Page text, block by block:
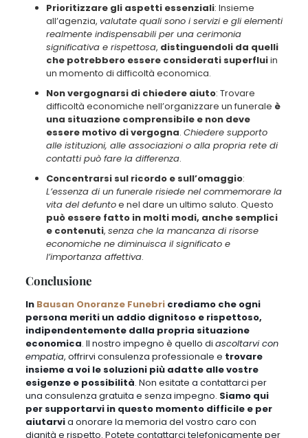
Prioritizzare gli aspetti essenziali: Insieme
all’agenzia, valutate quali sono i servizi e gli elementi
realmente indispensabili per una cerimonia
significativa e rispettosa, distinguendoli da quelli
che potrebbero essere considerati superfluiin
un momento di difficoltà economica.
Non vergognarsi di chiedere aiuto: Trovare
difficoltà economiche nell’organizzare un funerale è
una situazione comprensibile e non deve
essere motivo di vergogna. Chiedere supporto
alle istituzioni, alle associazioni o alla propria rete di
contatti può fare la differenza.
Concentrarsi sul ricordo e sull’omaggio:
L’essenza di un funerale risiede nel commemorare la
vita del defuntoe nel dare un ultimo saluto. Questo
può essere fatto in molti modi, anche semplici
e contenuti, senza che la mancanza di risorse
economiche ne diminuisca il significato e
l’importanza affettiva.
Conclusione
In Bausan Onoranze Funebricrediamo che ogni
persona meriti un addio dignitoso e rispettoso,
indipendentemente dalla propria situazione
economica. Il nostro impegno è quello di ascoltarvi con
empatia, offrirvi consulenza professionale e trovare
insieme a voi le soluzioni più adatte alle vostre
esigenze e possibilità. Non esitate a contattarci per
una consulenza gratuita e senza impegno. Siamo qui
per supportarvi in questo momento difficile e per
aiutarvia onorare la memoria del vostro caro con
dignità e rispetto. Potete contattarci telefonicamente per